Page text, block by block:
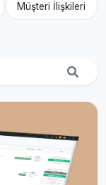
Müşteri İlişkileri